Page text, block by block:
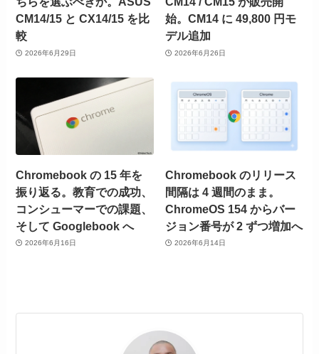
CM14/15 と CX14/15 を比
較
2026年6月29日
始。CM14 に 49,800 円モ
デル追加
2026年6月26日
Chromebook の 15 年を
振り返る。教育での成功、
コンシューマーでの課題、
そして Googlebook へ
2026年6月16日
Chromebook のリリース
間隔は 4 週間のまま。
ChromeOS 154 からバー
ジョン番号が 2 ずつ増加へ
2026年6月14日